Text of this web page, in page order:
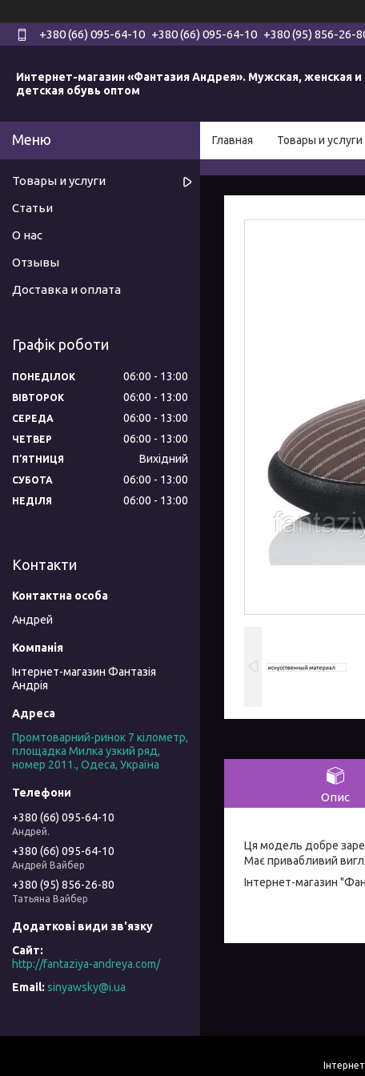
+380 (66) 095-64-10 +380 (66) 095-64-10 +380 (95) 856-26-
Интернет-магазин «Фантазия Андрея». Мужская, женская и
детская обувь оптом
Главная Товары и услуги
Опис
Ця модель добре
Має привабливий
Інтернет-магазин
Товары и услуги
Статьи
О нас
Отзывы
Доставка и оплата
Графік роботи
ПОНЕДІЛОК 06:00 13:00
ВІВТОРОК 06:00 13:00
СЕРЕДА 06:00 13:00
ЧЕТВЕР 06:00 13:00
ПʼЯТНИЦЯ Вихідний
СУБОТА 06:00 13:00
НЕДІЛЯ 06:00 13:00
Контакти
Андрей
Інтернет-магазин Фантазія
Андрія
Промтоварний-ринок 7 кілометр,
площадка Милка узкий ряд,
номер 2011., Одеса, Україна
+380 (66) 095-64-10
Андрей.
+380 (66) 095-64-10
Андрей Вайбер
+380 (95) 856-26-80
Татьяна Вайбер
http://fantaziya-andreya.com/
sinyawsky@i.ua